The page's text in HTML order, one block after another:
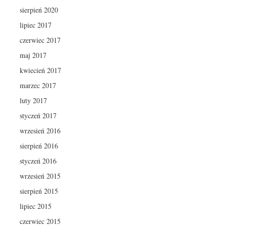
sierpień 2020
lipiec 2017
czerwiec 2017
maj 2017
kwiecień 2017
marzec 2017
luty 2017
styczeń 2017
wrzesień 2016
sierpień 2016
styczeń 2016
wrzesień 2015
sierpień 2015
lipiec 2015
czerwiec 2015